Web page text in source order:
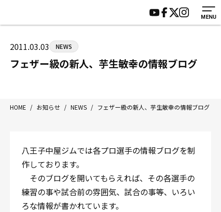
MENU
八王子中屋ボクシングジム
〒192-0072 東京都八王子市南町3-8 第2原嶋ビル1F
Tel/Fax：042-622-7222
営業時間：月〜土 14:00〜22:00 / 日・祝 14:00〜19:00
HOME
ジムについて
トレーニング
入会案内
施設紹介
会員様の声
サポーター募集
2011.03.03 NEWS
フェザー級の新人、芋生敏幸の情報ブログ
HOME / お知らせ / NEWS / フェザー級の新人、芋生敏幸の情報ブログ
八王子中屋ジムでは各プロ選手の情報ブログを制
作しております。
そのブログを開いてもらえれば、その各選手の
練習の事や試合前の雰囲気、試合の事等、いろい
ろな情報が書かれています。